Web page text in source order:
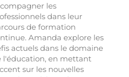
les
dans leur
de formation
Amanda explore les
actuels dans le domaine
l'éducation, en mettant
sur les nouvelles